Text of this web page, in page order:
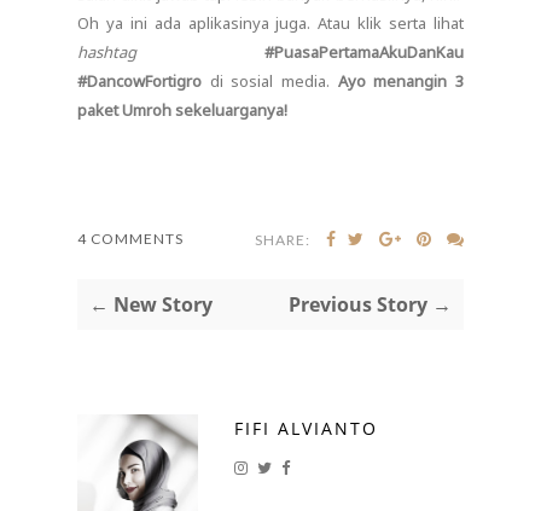
Oh ya ini ada aplikasinya juga. Atau klik serta lihat
hashtag#PuasaPertamaAkuDanKau
#DancowFortigro di sosial media. Ayo menangin 3
paket Umroh sekeluarganya!
4 COMMENTS SHARE:
← New Story Previous Story →
FIFI ALVIANTO